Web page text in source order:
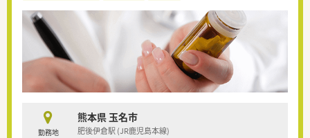
勤務地
熊本県 玉名市
肥後伊倉駅 (JR鹿児島本線)